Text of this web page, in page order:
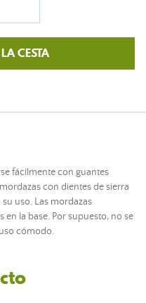
CESTA
fácilmente con guantes
con dientes de sierra
uso. Las mordazas
la base. Por supuesto, no se
cómodo.